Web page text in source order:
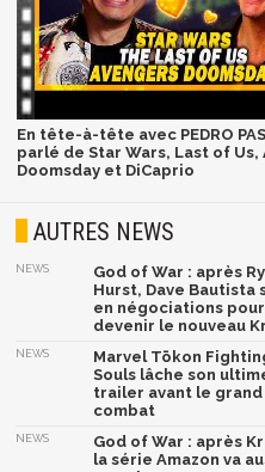
En tête-à-tête avec PEDRO
parlé de Star Wars, Last of Us,
Doomsday et DiCaprio
AUTRES NEWS
NEWS
God of War : après
Hurst, Dave Bautista
en négociations pour
devenir le nouveau
NEWS
Marvel Tōkon
Souls lâche son
trailer avant le grand
combat
NEWS
God of War : après
la série Amazon va